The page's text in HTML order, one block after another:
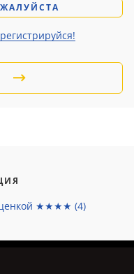
★★★★ (4)